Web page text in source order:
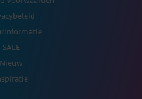
SALE
Nieuw